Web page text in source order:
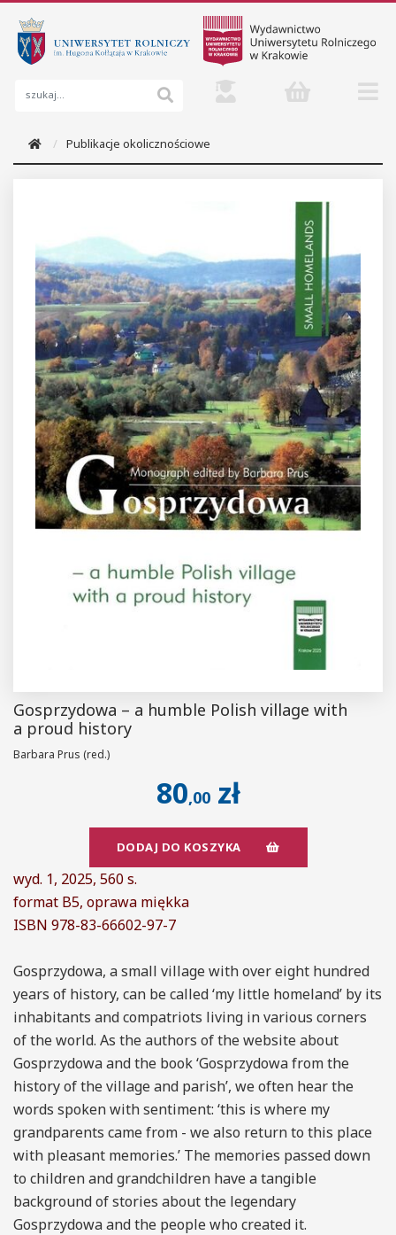
Publikacje okolicznościowe
Gosprzydowa – a humble Polish village with
a proud history
Barbara Prus (red.)
80,00zł
DODAJ DO KOSZYKA
wyd. 1, 2025, 560 s.
format B5, oprawa miękka
ISBN 978-83-66602-97-7
Gosprzydowa, a small village with over eight hundred
years of history, can be called ‘my little homeland’ by its
inhabitants and compatriots living in various corners
of the world. As the authors of the website about
Gosprzydowa and the book ‘Gosprzydowa from the
history of the village and parish’, we often hear the
words spoken with sentiment: ‘this is where my
grandparents came from - we also return to this place
with pleasant memories.’ The memories passed down
to children and grandchildren have a tangible
background of stories about the legendary
Gosprzydowa and the people who created it.